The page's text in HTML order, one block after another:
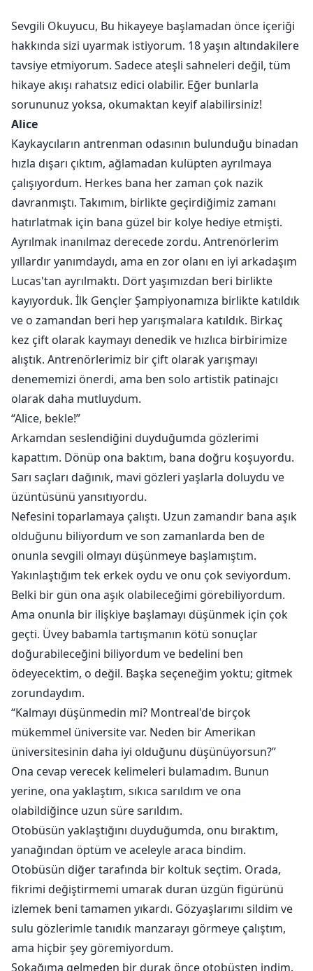
omuzlarımın arkasına attı, işaret parmağını nazikçe
göğsümde gezdirdi ve bakışları göğüslerimde durdu.
Sonra incelemeye devam etti. Bakışları yavaşça
bacaklarımın arasına indi ve bir süre oraya baktı.
"Bacaklarını aç, Alice." Eğildi ve beni daha yakından
görmek için hareket ettiğinde gözlerimi kapattım.
Sadece lezbiyen falan olmamasını umuyordum, ama
sonunda memnun bir gülümsemeyle ayağa kalktı.
"Mükemmel tıraşlı. Erkekler böyle sever. Eminim oğlum
da beğenecek. Cildin güzel ve yumuşak, kaslısın ama
fazla değil. Gideon için mükemmelsin. Önce iç
çamaşırını, sonra elbiseyi giy, Alice." Söylemek
istediğim birçok şey vardı, ama hepsini yuttum. Sadece
kaçmak istiyordum ve o an, bir gün başaracağıma
kendime söz verdim.
Alice on sekiz yaşında, güzel bir buz patencisiydi.
Kariyeri zirveye ulaşmak üzereyken, zalim üvey babası
onu zengin bir aileye, Sullivan'lara, en küçük oğullarıyla
evlenmesi için sattı. Alice, yakışıklı bir adamın neden
garip bir kızla evlenmek istediğini, özellikle de ailenin
tanınmış bir suç örgütünün parçası olduğunu
düşündü. Buz gibi kalpleri eritip, onu bırakmalarını
sağlayacak bir yol bulabilecek mi? Yoksa çok geç
olmadan kaçmayı başarabilecek mi?
Sevgili Okuyucu, Bu hikayeye başlamadan önce içeriği
hakkında sizi uyarmak istiyorum. 18 yaşın altındakilere
tavsiye etmiyorum. Sadece ateşli sahneleri değil, tüm
hikaye akışı rahatsız edici olabilir. Eğer bunlarla
sorununuz yoksa, okumaktan keyif alabilirsiniz!
Alice
Kaykaycıların antrenman odasının bulunduğu binadan
hızla dışarı çıktım, ağlamadan kulüpten ayrılmaya
çalışıyordum. Herkes bana her zaman çok nazik
davranmıştı. Takımım, birlikte geçirdiğimiz zamanı
hatırlatmak için bana güzel bir kolye hediye etmişti.
Ayrılmak inanılmaz derecede zordu. Antrenörlerim
yıllardır yanımdaydı, ama en zor olanı en iyi arkadaşım
Lucas'tan ayrılmaktı. Dört yaşımızdan beri birlikte
kayıyorduk. İlk Gençler Şampiyonamıza birlikte katıldık
ve o zamandan beri hep yarışmalara katıldık. Birkaç
kez çift olarak kaymayı denedik ve hızlıca birbirimize
alıştık. Antrenörlerimiz bir çift olarak yarışmayı
denememizi önerdi, ama ben solo artistik patinajcı
olarak daha mutluydum.
“Alice, bekle!”
Arkamdan seslendiğini duyduğumda gözlerimi
kapattım. Dönüp ona baktım, bana doğru koşuyordu.
Sarı saçları dağınık, mavi gözleri yaşlarla doluydu ve
üzüntüsünü yansıtıyordu.
Nefesini toparlamaya çalıştı. Uzun zamandır bana aşık
olduğunu biliyordum ve son zamanlarda ben de
onunla sevgili olmayı düşünmeye başlamıştım.
Yakınlaştığım tek erkek oydu ve onu çok seviyordum.
Belki bir gün ona aşık olabileceğimi görebiliyordum.
Ama onunla bir ilişkiye başlamayı düşünmek için çok
geçti. Üvey babamla tartışmanın kötü sonuçlar
doğurabileceğini biliyordum ve bedelini ben
ödeyecektim, o değil. Başka seçeneğim yoktu; gitmek
zorundaydım.
“Kalmayı düşünmedin mi? Montreal'de birçok
mükemmel üniversite var. Neden bir Amerikan
üniversitesinin daha iyi olduğunu düşünüyorsun?”
Ona cevap verecek kelimeleri bulamadım. Bunun
yerine, ona yaklaştım, sıkıca sarıldım ve ona
olabildiğince uzun süre sarıldım.
Otobüsün yaklaştığını duyduğumda, onu bıraktım,
yanağından öptüm ve aceleyle araca bindim.
Otobüsün diğer tarafında bir koltuk seçtim. Orada,
fikrimi değiştirmemi umarak duran üzgün figürünü
izlemek beni tamamen yıkardı. Gözyaşlarımı sildim ve
sulu gözlerimle tanıdık manzarayı görmeye çalıştım,
ama hiçbir şey göremiyordum.
Sokağıma gelmeden bir durak önce otobüsten indim.